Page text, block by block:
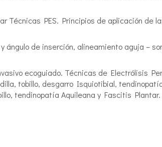
Técnicas PES. Principios de aplicación de
ángulo de inserción, alineamiento aguja –
ecoguiado. Técnicas de Electrólisis
tobillo, desgarro Isquiotibial,
tendinopatía Aquileana y Fascitis Plantar.